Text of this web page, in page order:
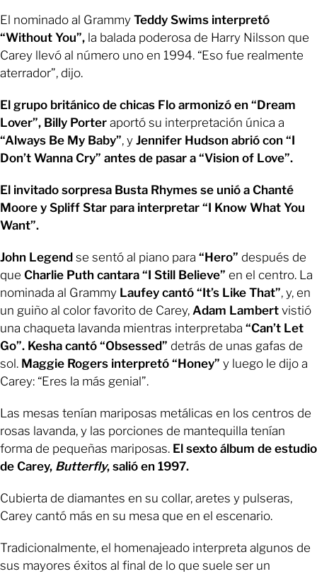
El nominado al Grammy Teddy Swims interpretó
“Without You”, la balada poderosa de Harry Nilsson que
Carey llevó al número uno en 1994. “Eso fue realmente
aterrador”, dijo.
El grupo británico de chicas Flo armonizó en “Dream
Lover”, Billy Porter aportó su interpretación única a
“Always Be My Baby”, y Jennifer Hudson abrió con “I
Don’t Wanna Cry” antes de pasar a “Vision of Love”.
El invitado sorpresa Busta Rhymes se unió a Chanté
Moore y Spliff Star para interpretar “I Know What You
Want”.
John Legend se sentó al piano para “Hero” después de
que Charlie Puth cantara “I Still Believe” en el centro. La
nominada al Grammy Laufey cantó “It’s Like That”, y, en
un guiño al color favorito de Carey, Adam Lambert vistió
una chaqueta lavanda mientras interpretaba “Can’t Let
Go”. Kesha cantó “Obsessed” detrás de unas gafas de
sol. Maggie Rogers interpretó “Honey” y luego le dijo a
Carey: “Eres la más genial”.
Las mesas tenían mariposas metálicas en los centros de
rosas lavanda, y las porciones de mantequilla tenían
forma de pequeñas mariposas. El sexto álbum de estudio
de Carey, Butterfly, salió en 1997.
Cubierta de diamantes en su collar, aretes y pulseras,
Carey cantó más en su mesa que en el escenario.
Tradicionalmente, el homenajeado interpreta algunos de
sus mayores éxitos al final de lo que suele ser un